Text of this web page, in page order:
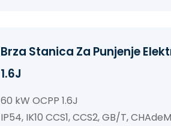
Brza Stanica Za Punjenje
1.6J
60 kW OCPP 1.6J
IP54, IK10 CCS1, CCS2, GB/T,